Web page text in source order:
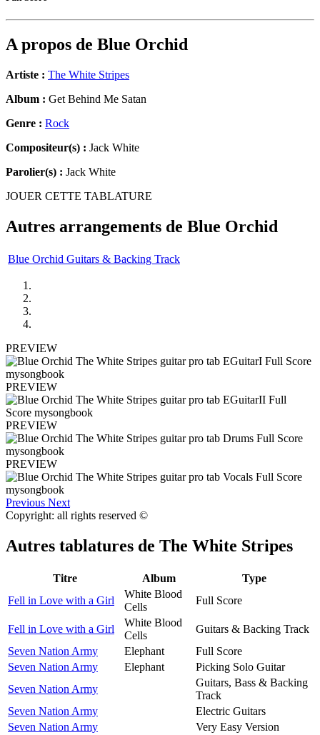
A propos de Blue Orchid
Artiste : The White Stripes
Album : Get Behind Me Satan
Genre : Rock
Compositeur(s) : Jack White
Parolier(s) : Jack White
JOUER CETTE TABLATURE
Autres arrangements de Blue Orchid
Blue Orchid Guitars & Backing Track
PREVIEW
PREVIEW
PREVIEW
PREVIEW
Previous Next
Copyright: all rights reserved ©
Autres tablatures de The White Stripes
Titre Album
Type
Fell in Love with a Girl
White Blood
Cells
Full Score
Fell in Love with a Girl
White Blood
Cells
Guitars & Backing Track
Seven Nation Army
Elephant
Full Score
Seven Nation Army
Elephant
Picking Solo Guitar
Seven Nation Army
Guitars, Bass & Backing
Track
Seven Nation Army
Electric Guitars
Seven Nation Army
Very Easy Version